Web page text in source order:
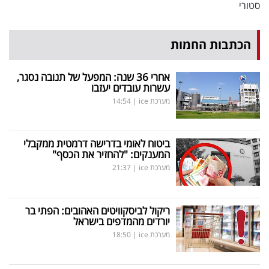
סטורי
הכתבות החמות
אחרי 36 שנה: המפעל של תנובה נסגר,
עשרות עובדים יעזבו
מערכת ice |
14:54
ביטוח לאומי בדרישה דרמטית ממקבלי
המענקים: "להחזיר את הכסף"
מערכת ice |
21:37
ריקול לביסקוויטים האהובים: הפתי בר
יורדים מהמדפים בישראל
מערכת ice |
18:50